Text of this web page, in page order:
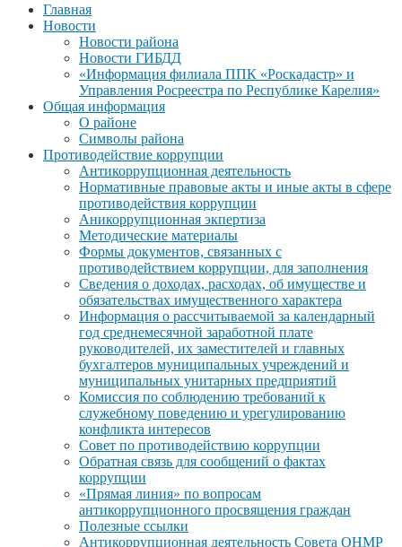
Главная
Новости
Новости района
Новости ГИБДД
«Информация филиала ППК «Роскадастр» и
Управления Росреестра по Республике Карелия»
Общая информация
О районе
Символы района
Противодействие коррупции
Антикоррупционная деятельность
Нормативные правовые акты и иные акты в сфере
противодействия коррупции
Аникоррупционная экпертиза
Методические материалы
Формы документов, связанных с
противодействием коррупции, для заполнения
Сведения о доходах, расходах, об имуществе и
обязательствах имущественного характера
Информация о рассчитываемой за календарный
год среднемесячной заработной плате
руководителей, их заместителей и главных
бухгалтеров муниципальных учреждений и
муниципальных унитарных предприятий
Комиссия по соблюдению требований к
служебному поведению и урегулированию
конфликта интересов
Совет по противодействию коррупции
Обратная связь для сообщений о фактах
коррупции
«Прямая линия» по вопросам
антикоррупционного просвящения граждан
Полезные ссылки
Антикоррупционная деятельность Совета ОНМР